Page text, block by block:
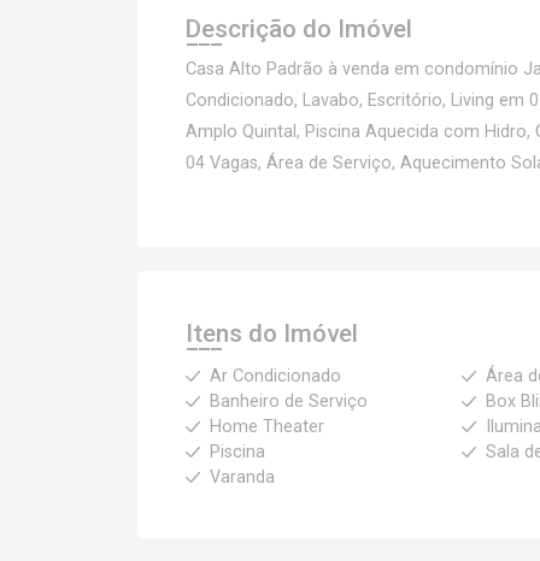
Descrição do Imóvel
Casa Alto Padrão à venda em condomínio
Condicionado, Lavabo, Escritório, Living em
Amplo Quintal, Piscina Aquecida com Hidro,
04 Vagas, Área de Serviço, Aquecimento
Itens do Imóvel
Ar Condicionado
Área
Banheiro de Serviço
Box
Home Theater
Piscina
Sala
Varanda